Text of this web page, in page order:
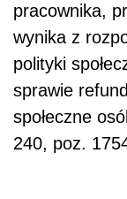
pracownika,
wynika z
polityki
sprawie
społeczne
240, poz.